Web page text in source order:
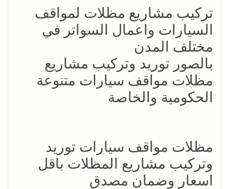
تركيب مشاريع مظلات لمواقف
السيارات واعمال السواتر في
مختلف المدن
بالصور توريد وتركيب مشاريع
مظلات مواقف سيارات متنوعة
الحكومية والخاصة
مظلات مواقف سيارات توريد
وتركيب مشاريع المظلات باقل
اسعار وضمان مصدق